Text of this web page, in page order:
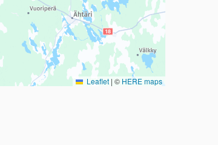
Leaflet | © HERE maps